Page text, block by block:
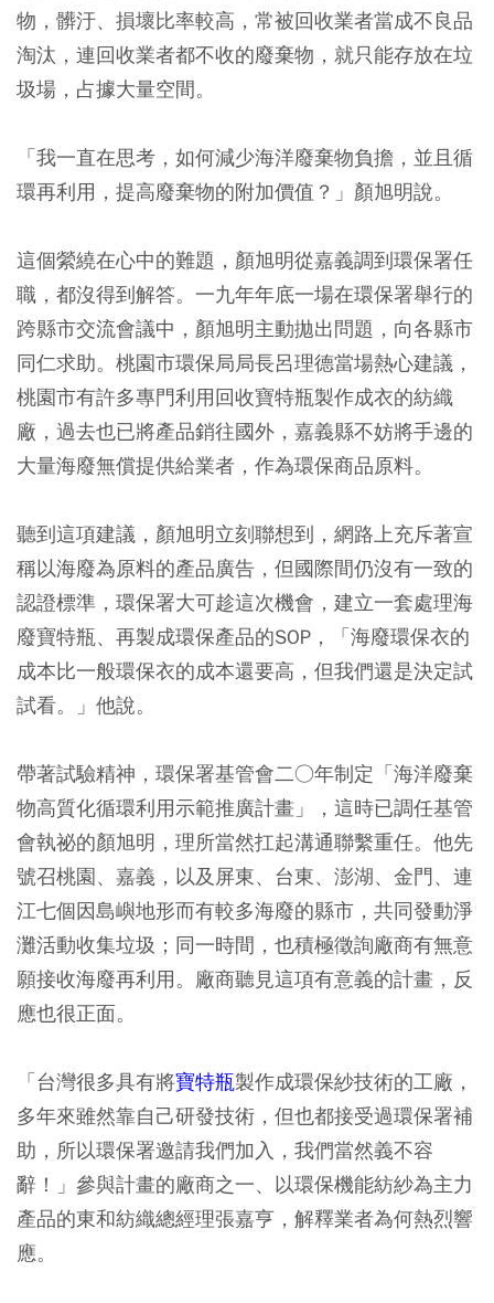
物，髒汙、損壞比率較高，常被回收業者當成不良品
淘汰，連回收業者都不收的廢棄物，就只能存放在垃
圾場，占據大量空間。
「我一直在思考，如何減少海洋廢棄物負擔，並且循
環再利用，提高廢棄物的附加價值？」顏旭明說。
這個縈繞在心中的難題，顏旭明從嘉義調到環保署任
職，都沒得到解答。一九年年底一場在環保署舉行的
跨縣市交流會議中，顏旭明主動拋出問題，向各縣市
同仁求助。桃園市環保局局長呂理德當場熱心建議，
桃園市有許多專門利用回收寶特瓶製作成衣的紡織
廠，過去也已將產品銷往國外，嘉義縣不妨將手邊的
大量海廢無償提供給業者，作為環保商品原料。
聽到這項建議，顏旭明立刻聯想到，網路上充斥著宣
稱以海廢為原料的產品廣告，但國際間仍沒有一致的
認證標準，環保署大可趁這次機會，建立一套處理海
廢寶特瓶、再製成環保產品的SOP，「海廢環保衣的
成本比一般環保衣的成本還要高，但我們還是決定試
試看。」他說。
帶著試驗精神，環保署基管會二○年制定「海洋廢棄
物高質化循環利用示範推廣計畫」，這時已調任基管
會執祕的顏旭明，理所當然扛起溝通聯繫重任。他先
號召桃園、嘉義，以及屏東、台東、澎湖、金門、連
江七個因島嶼地形而有較多海廢的縣市，共同發動淨
灘活動收集垃圾；同一時間，也積極徵詢廠商有無意
願接收海廢再利用。廠商聽見這項有意義的計畫，反
應也很正面。
「台灣很多具有將寶特瓶製作成環保紗技術的工廠，
多年來雖然靠自己研發技術，但也都接受過環保署補
助，所以環保署邀請我們加入，我們當然義不容
辭！」參與計畫的廠商之一、以環保機能紡紗為主力
產品的東和紡織總經理張嘉亨，解釋業者為何熱烈響
應。